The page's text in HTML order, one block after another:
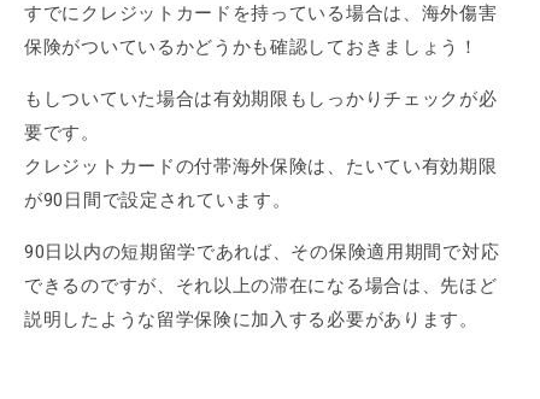
すでにクレジットカードを持っている場合は、海外傷害
保険がついているかどうかも確認しておきましょう！
もしついていた場合は有効期限もしっかりチェックが必
要です。
クレジットカードの付帯海外保険は、たいてい有効期限
が90日間で設定されています。
90日以内の短期留学であれば、その保険適用期間で対応
できるのですが、それ以上の滞在になる場合は、先ほど
説明したような留学保険に加入する必要があります。